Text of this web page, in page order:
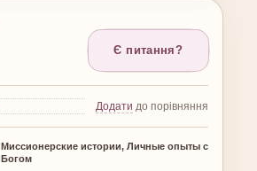
Є питання?
Додати до порівняння
Миссионерские истории, Личные опыты с
Богом